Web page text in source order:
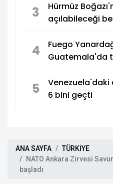
3
Hürmüz
açılabileceği
4
Fuego
Guatemala'da
5
Venezuela'daki
6 bini geçti
ANA SAYFA
TÜRKİYE
NATO Ankara Zirvesi
başladı